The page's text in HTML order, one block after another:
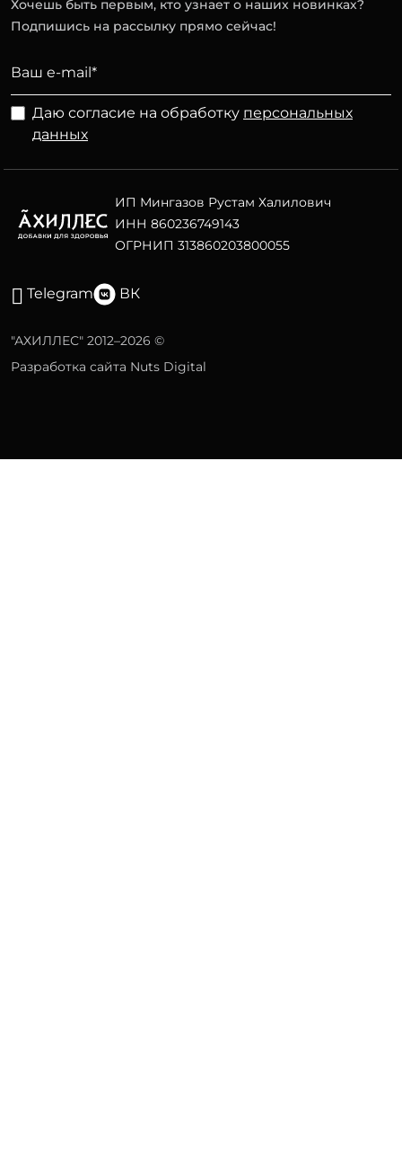
Хочешь быть первым, кто узнает о наших новинках?
Подпишись на рассылку прямо сейчас!
Даю согласие на обработку персональных
данных
ИП Мингазов Рустам Халилович
ИНН 860236749143
ОГРНИП 313860203800055
Telegram ВК
"АХИЛЛЕС" 2012–2026 ©
Разработка сайта Nuts Digital